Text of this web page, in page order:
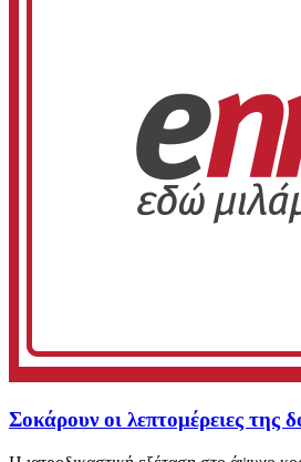
Σοκάρουν οι λεπτομέρειες